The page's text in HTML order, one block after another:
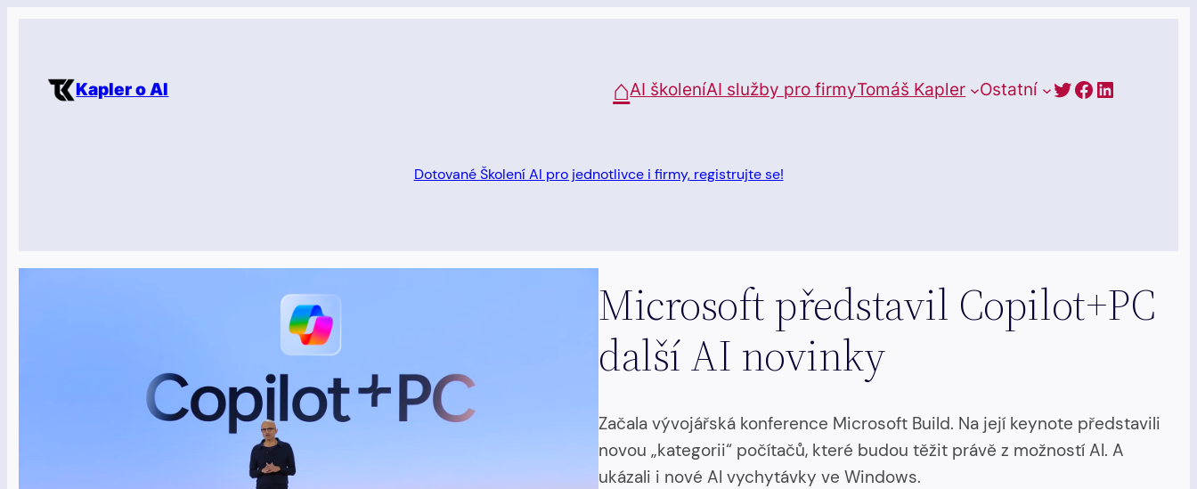
obsah Kapler o AI ⌂AI školeníAI služby pro firmyTomáš Kapler Ostatní https://
Facebook
LinkedIn
Dotované Školení AI pro jednotlivce i firmy, registrujte se!
Microsoft představil Copilot+PC
další AI novinky
Začala vývojářská konference Microsoft Build. Na její keynote představili
novou „kategorii“ počítačů, které budou těžit právě z možností AI. A
ukázali i nové AI vychytávky ve Windows.